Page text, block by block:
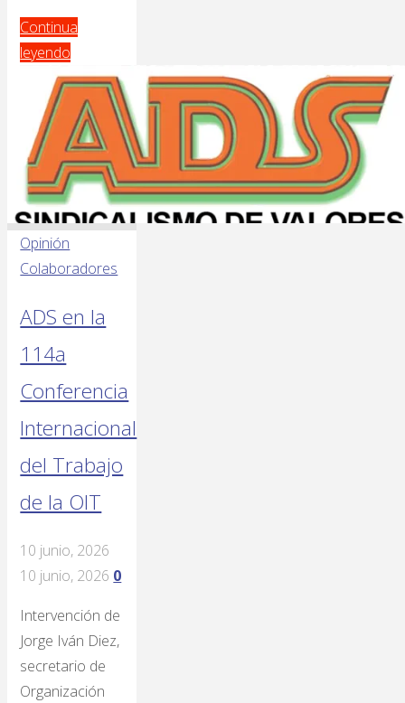
Continua
leyendo
Opinión
Colaboradores
ADS en la
114a
Conferencia
Internacional
del Trabajo
de la OIT
10 junio, 2026
10 junio, 2026 0
Intervención de
Jorge Iván Diez,
secretario de
Organización